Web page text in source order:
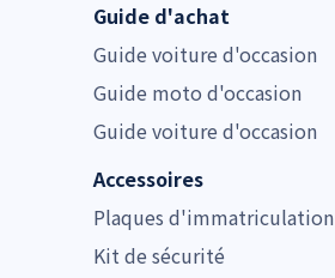
Guide d'achat
Guide voiture d'occasion
Guide moto d'occasion
Guide voiture d'occasion
Accessoires
Plaques d'immatriculation
Kit de sécurité